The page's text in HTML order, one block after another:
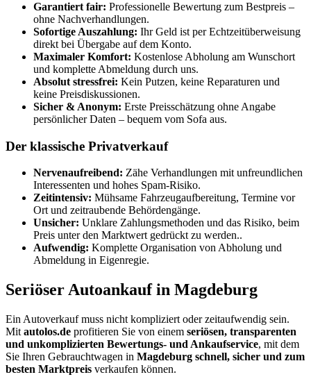
Garantiert fair: Professionelle Bewertung zum Bestpreis –
ohne Nachverhandlungen.
Sofortige Auszahlung: Ihr Geld ist per Echtzeitüberweisung
direkt bei Übergabe auf dem Konto.
Maximaler Komfort: Kostenlose Abholung am Wunschort
und komplette Abmeldung durch uns.
Absolut stressfrei: Kein Putzen, keine Reparaturen und
keine Preisdiskussionen.
Sicher & Anonym: Erste Preisschätzung ohne Angabe
persönlicher Daten – bequem vom Sofa aus.
Der klassische Privatverkauf
Nervenaufreibend: Zähe Verhandlungen mit unfreundlichen
Interessenten und hohes Spam-Risiko.
Zeitintensiv: Mühsame Fahrzeugaufbereitung, Termine vor
Ort und zeitraubende Behördengänge.
Unsicher: Unklare Zahlungsmethoden und das Risiko, beim
Preis unter den Marktwert gedrückt zu werden..
Aufwendig: Komplette Organisation von Abholung und
Abmeldung in Eigenregie.
Seriöser Autoankauf in Magdeburg
Ein Autoverkauf muss nicht kompliziert oder zeitaufwendig sein.
Mit autolos.de profitieren Sie von einem seriösen, transparenten
und unkomplizierten Bewertungs- und Ankaufservice, mit dem
Sie Ihren Gebrauchtwagen in Magdeburg schnell, sicher und zum
besten Marktpreis verkaufen können.